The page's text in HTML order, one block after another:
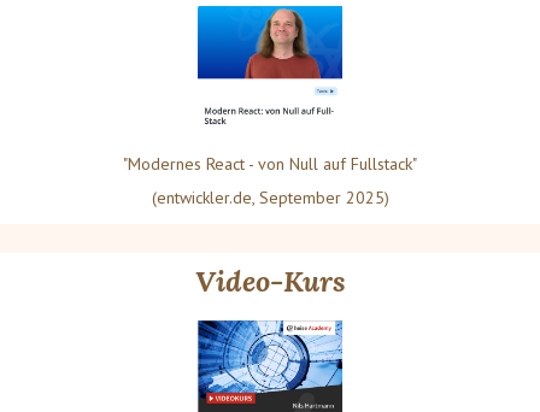
"Modernes React - von Null auf Fullstack"
(entwickler.de, September 2025)
Video-Kurs